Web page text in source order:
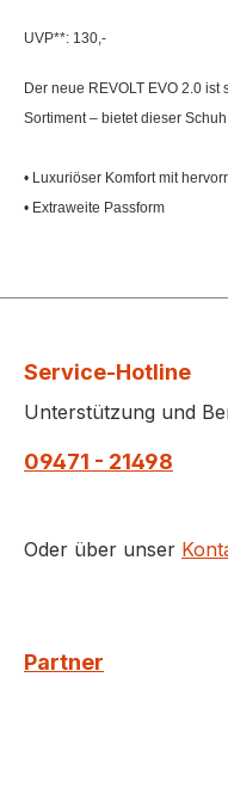
UVP**: 130,-
Der neue REVOLT EVO 2.0
Sortiment – bietet dieser
• Luxuriöser Komfort mit
• Extraweite Passform
Service-Hotline
Unterstützung und
09471 - 21498
Oder über unser
Partner